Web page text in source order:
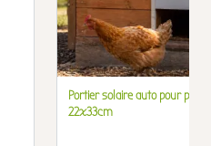
Portier solaire auto pour
22x33cm